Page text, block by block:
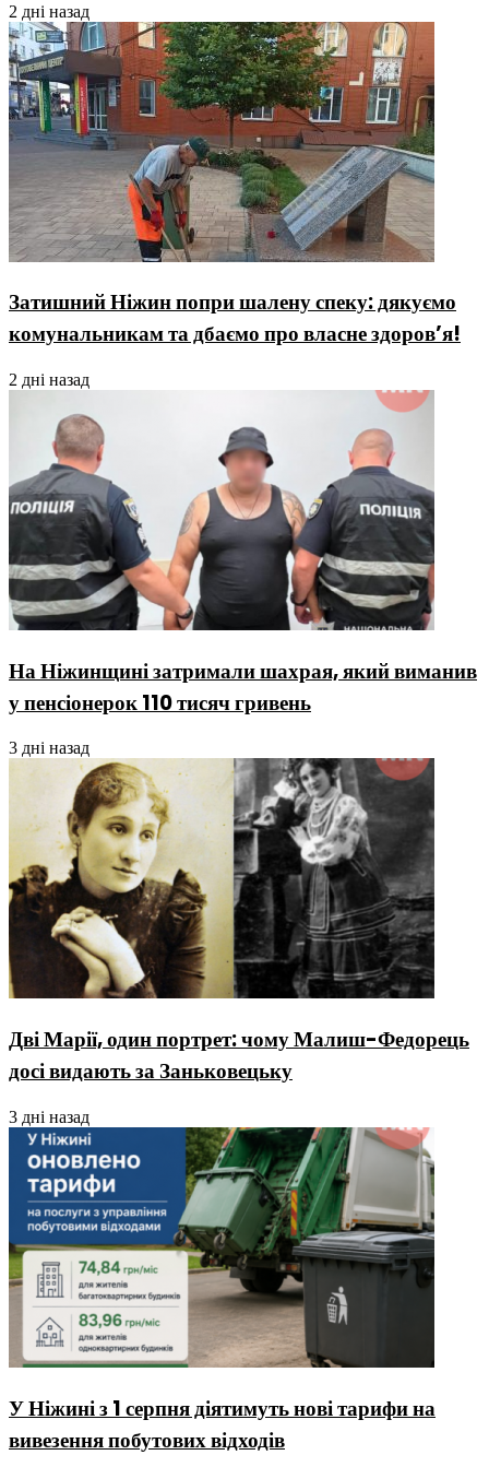
2 дні назад
Затишний Ніжин попри шалену спеку: дякуємо
комунальникам та дбаємо про власне здоров’я!
2 дні назад
На Ніжинщині затримали шахрая, який виманив
у пенсіонерок 110 тисяч гривень
3 дні назад
Дві Марії, один портрет: чому Малиш-Федорець
досі видають за Заньковецьку
3 дні назад
У Ніжині з 1 серпня діятимуть нові тарифи на
вивезення побутових відходів